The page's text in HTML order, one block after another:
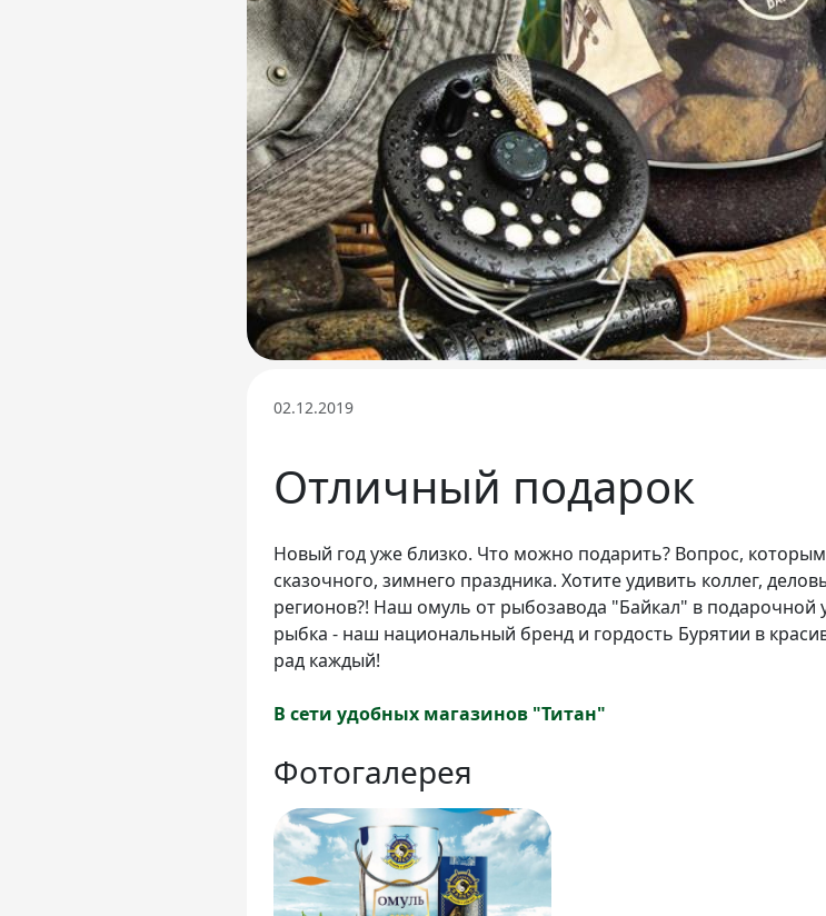
02.12.2019
Отличный подарок
Новый год уже близко. Что можно подарить? Вопрос,
сказочного, зимнего праздника. Хотите удивить коллег,
регионов?! Наш омуль от рыбозавода "Байкал" в подарочной
рыбка - наш национальный бренд и гордость Бурятии в
рад каждый!
В сети удобных магазинов "Титан"
Фотогалерея